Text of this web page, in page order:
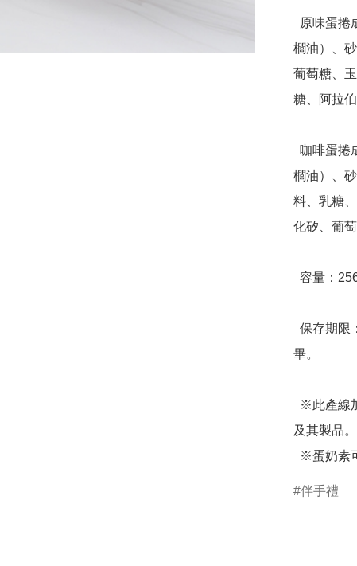
櫚油）、
葡萄糖、
糖、阿拉
櫚油）、
料、乳糖
化矽、葡
畢。
及其製品。
※蛋奶素
伴手禮